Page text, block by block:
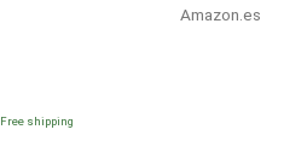
Amazon.es
Free shipping